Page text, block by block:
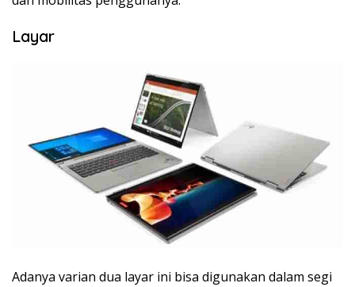
Layar
Adanya varian dua layar ini bisa digunakan dalam segi